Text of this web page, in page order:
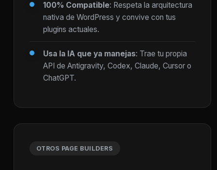
100% Compatible: Respeta la arquitectura
nativa de WordPress y convive con tus
plugins actuales.
Usa la IA que ya manejas: Trae tu propia
API de Antigravity, Codex, Claude, Cursor o
ChatGPT.
OTROS PAGE BUILDERS